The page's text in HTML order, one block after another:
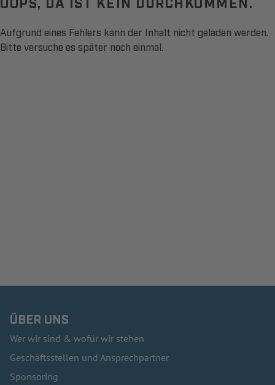
Aufgrund eines Fehlers kann der Inhalt nicht geladen werden.
Bitte versuche es später noch einmal.
ÜBER UNS
Wer wir sind & wofür wir stehen
Geschäftsstellen und Ansprechpartner
Sponsoring